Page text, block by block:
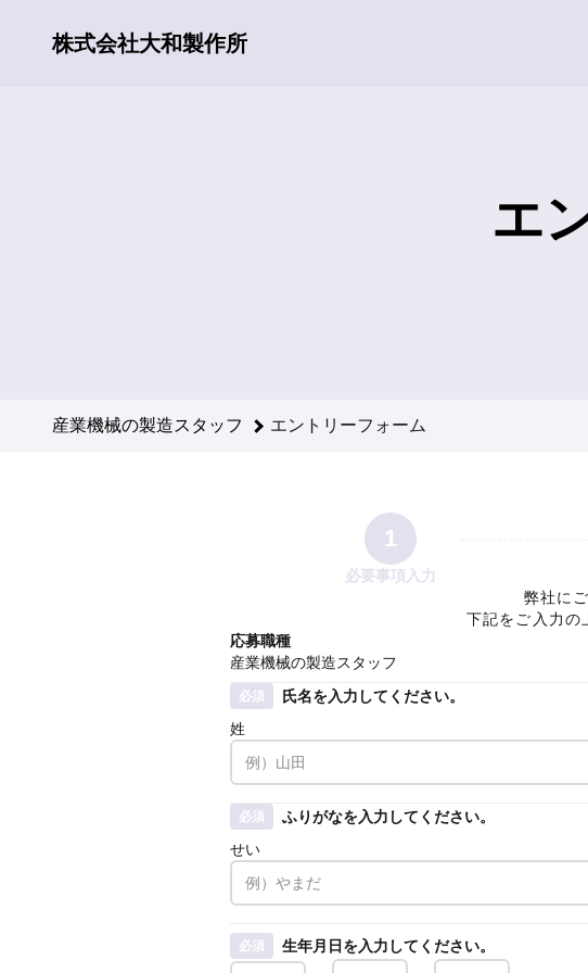
株式会社大和製作所
エ
産業機械の製造スタッフ エントリーフォーム
1
必要事項入力
弊社に
下記をご入力の
応募職種
産業機械の製造スタッフ
必須
氏名を入力してください。
姓
必須
ふりがなを入力してください。
せい
必須 生年月日を入力してください。